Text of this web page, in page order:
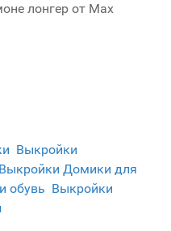
лонгер от Max
Выкройки
Выкройки Домики для
обувь Выкройки